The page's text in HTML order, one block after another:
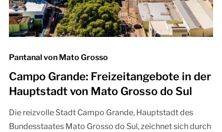
Pantanal von Mato Grosso
Campo Grande: Freizeitangebote in der
Hauptstadt von Mato Grosso do Sul
Die reizvolle Stadt Campo Grande, Hauptstadt des
Bundesstaates Mato Grosso do Sul, zeichnet sich durch